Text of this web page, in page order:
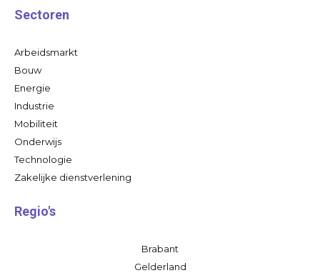
Sectoren
Arbeidsmarkt
Bouw
Energie
Industrie
Mobiliteit
Onderwijs
Technologie
Zakelijke dienstverlening
Regio's
Brabant
Gelderland